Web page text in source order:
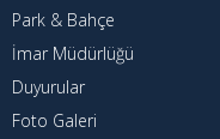
Park & Bahçe
İmar Müdürlüğü
Duyurular
Foto Galeri